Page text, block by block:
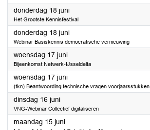
donderdag 18 juni2026
Het Grootste Kennisfestival
donderdag 18 juni2026
Webinar Basiskennis democratische vernieuwing
woensdag 17 juni2026
Bijeenkomst Netwerk-IJsseldelta
woensdag 17 juni2026
(tkn) Beantwoording technische vragen voorjaarsstukken
dinsdag 16 juni2026
VNG-Webinar Collectief digitaliseren
maandag 15 juni2026